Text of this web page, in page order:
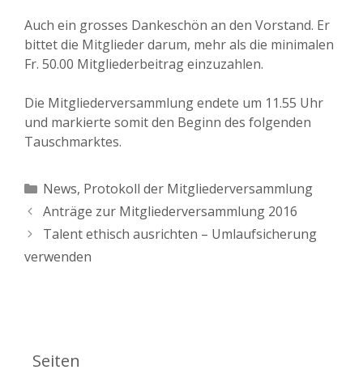
Auch ein grosses Dankeschön an den Vorstand. Er
bittet die Mitglieder darum, mehr als die minimalen
Fr. 50.00 Mitgliederbeitrag einzuzahlen.
Die Mitgliederversammlung endete um 11.55 Uhr
und markierte somit den Beginn des folgenden
Tauschmarktes.
Kategorien
News, Protokoll der Mitgliederversammlung
Anträge zur Mitgliederversammlung 2016
Talent ethisch ausrichten – Umlaufsicherung
verwenden
Seiten